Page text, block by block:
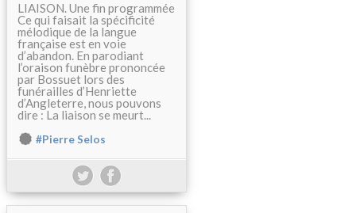
LIAISON. Une fin programmée
Ce qui faisait la spécificité
mélodique de la langue
française est en voie
d’abandon. En parodiant
l’oraison funèbre prononcée
par Bossuet lors des
funérailles d’Henriette
d’Angleterre, nous pouvons
dire : La liaison se meurt...
#Pierre Selos